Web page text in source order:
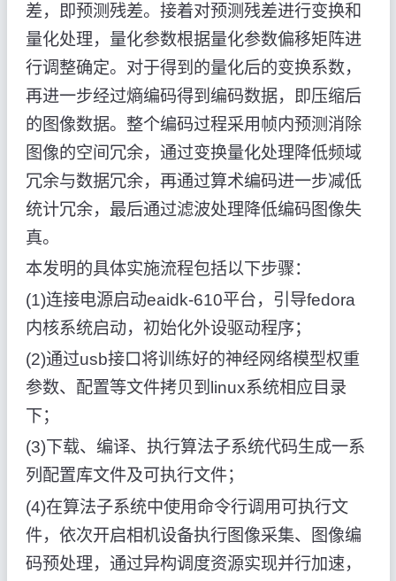
差，即预测残差。接着对预测残差进行变换和
量化处理，量化参数根据量化参数偏移矩阵进
行调整确定。对于得到的量化后的变换系数，
再进一步经过熵编码得到编码数据，即压缩后
的图像数据。整个编码过程采用帧内预测消除
图像的空间冗余，通过变换量化处理降低频域
冗余与数据冗余，再通过算术编码进一步减低
统计冗余，最后通过滤波处理降低编码图像失
真。
本发明的具体实施流程包括以下步骤：
(1)连接电源启动eaidk-610平台，引导fedora
内核系统启动，初始化外设驱动程序；
(2)通过usb接口将训练好的神经网络模型权重
参数、配置等文件拷贝到linux系统相应目录
下；
(3)下载、编译、执行算法子系统代码生成一系
列配置库文件及可执行文件；
(4)在算法子系统中使用命令行调用可执行文
件，依次开启相机设备执行图像采集、图像编
码预处理，通过异构调度资源实现并行加速，